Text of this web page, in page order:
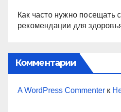
Как часто нужно посещать
рекомендации для
Комментарии
A WordPress Commenter к